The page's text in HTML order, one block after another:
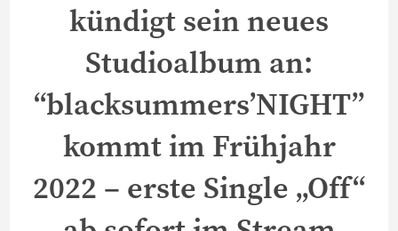
kündigt sein neues
Studioalbum an:
“blacksummers’NIGHT”
kommt im Frühjahr
2022 – erste Single „Off“